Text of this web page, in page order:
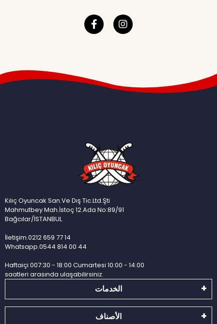
Kılıç Oyuncak San.Ve Dış Tic.Ltd.Şti
Mahmutbey Mah.İstoç 12.Ada No:89/91
Bağcılar/İSTANBUL
İletişim.0212 659 77 14
Whatsapp.0544 814 00 44
Haftaiçi 007:30 - 18:00 Cumartesi 10:00 - 14:00
saatleri arasında ulaşabilirsiniz.
الخدمات
الأصناف